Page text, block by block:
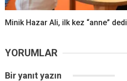
Minik Hazar Ali, ilk kez “anne” dedi
YORUMLAR
Bir yanıt yazın